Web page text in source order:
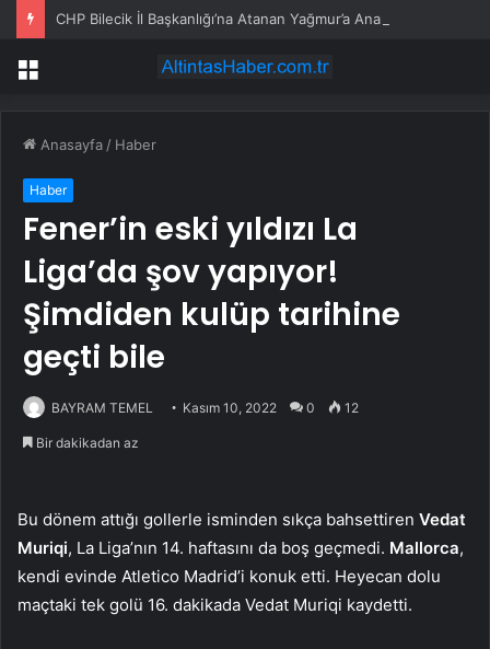
Menü
Anasayfa / Haber
Haber
Fener’in eski yıldızı La
Liga’da şov yapıyor!
Şimdiden kulüp tarihine
geçti bile
BAYRAM TEMEL Kasım 10, 2022 0 12
Bir dakikadan az
Bu dönem attığı gollerle isminden sıkça bahsettiren Vedat
Muriqi, La Liga’nın 14. haftasını da boş geçmedi. Mallorca,
kendi evinde Atletico Madrid’i konuk etti. Heyecan dolu
maçtaki tek golü 16. dakikada Vedat Muriqi kaydetti.